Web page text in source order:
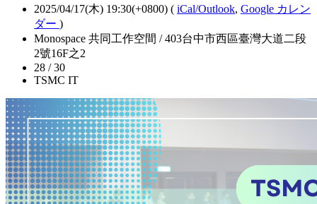
2025/04/17(木) 19:30(+0800) ( iCal/Outlook, Google カレン
ダー )
Monospace 共同工作空間 / 403台中市西區臺灣大道二段
2號16F之2
28 / 30
TSMC IT